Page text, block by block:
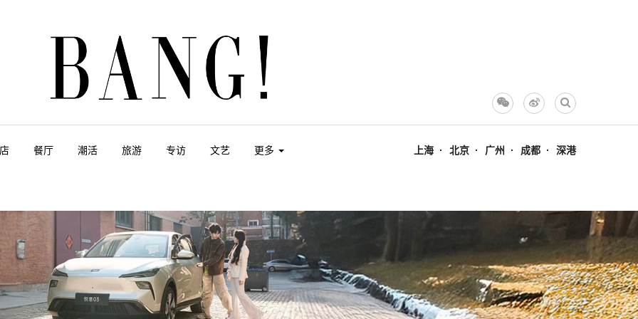
上海 北京 广州 成都 深港
餐厅 潮活 旅游 专访 文艺 更多